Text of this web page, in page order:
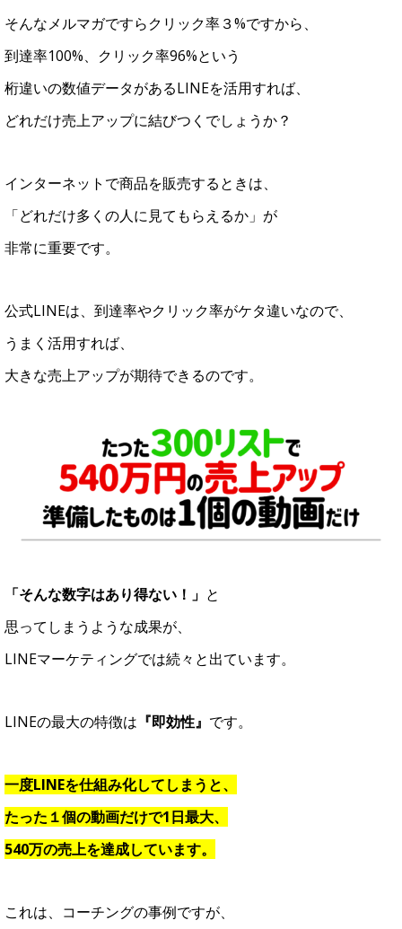
そんなメルマガですらクリック率３%ですから、
到達率100%、クリック率96%という
桁違いの数値データがあるLINEを活用すれば、
どれだけ売上アップに結びつくでしょうか？
インターネットで商品を販売するときは、
「どれだけ多くの人に見てもらえるか」が
非常に重要です。
公式LINEは、到達率やクリック率がケタ違いなので、
うまく活用すれば、
大きな売上アップが期待できるのです。
「そんな数字はあり得ない！」 と
思ってしまうような成果が、
LINEマーケティングでは続々と出ています。
LINEの最大の特徴は 『即効性』 です。
一度LINEを仕組み化してしまうと、
たった１個の動画だけで1日最大、
540万の売上を達成しています。
これは、コーチングの事例ですが、